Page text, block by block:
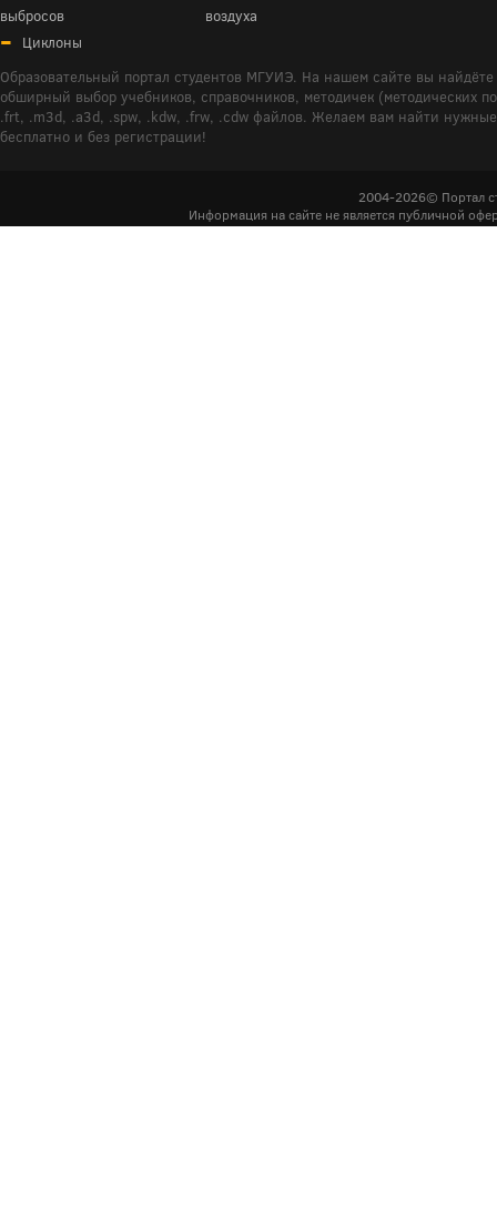
выбросов
воздуха
Циклоны
Образовательный портал студентов МГУИЭ. На нашем сайте вы
обширный выбор учебников, справочников, методичек (методических
.frt, .m3d, .a3d, .spw, .kdw, .frw, .cdw файлов. Желаем вам найти
бесплатно и без регистрации!
2004-2026© Портал
Информация на сайте не является публичной